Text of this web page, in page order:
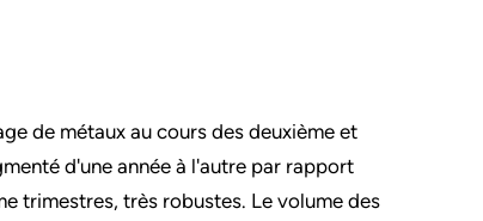
de métaux au cours des deuxième et
d'une année à l'autre par rapport
trimestres, très robustes. Le volume des